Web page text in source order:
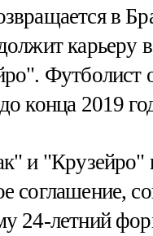
в
карьеру в
Футболист
конца 2019
и "Крузейро"
соглашение,
24-летний